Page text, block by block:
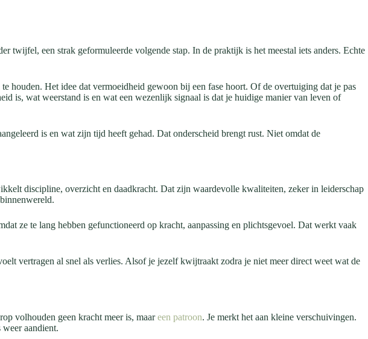
twijfel, een strak geformuleerde volgende stap. In de praktijk is het meestal iets anders. Echte
houden. Het idee dat vermoeidheid gewoon bij een fase hoort. Of de overtuiging dat je pas
is, wat weerstand is en wat een wezenlijk signaal is dat je huidige manier van leven of
is en wat zijn tijd heeft gehad. Dat onderscheid brengt rust. Niet omdat de
discipline, overzicht en daadkracht. Dat zijn waardevolle kwaliteiten, zeker in leiderschap
ze te lang hebben gefunctioneerd op kracht, aanpassing en plichtsgevoel. Dat werkt vaak
vertragen al snel als verlies. Alsof je jezelf kwijtraakt zodra je niet meer direct weet wat de
volhouden geen kracht meer is, maareen patroon. Je merkt het aan kleine verschuivingen.
aandient.